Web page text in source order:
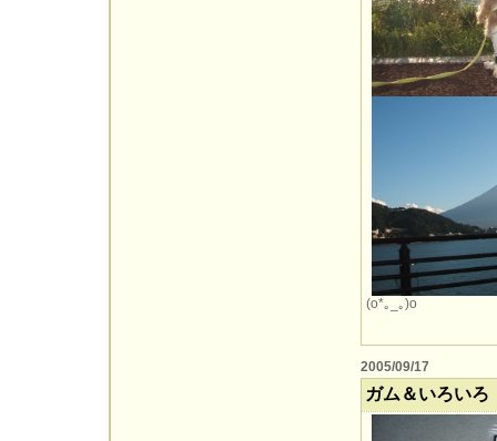
(o*｡_｡)o
2005/09/17
ガム＆いろいろ